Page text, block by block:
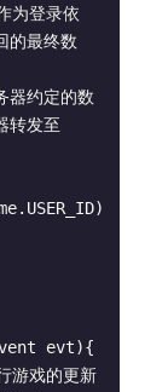
的最终数
转发至
evt){